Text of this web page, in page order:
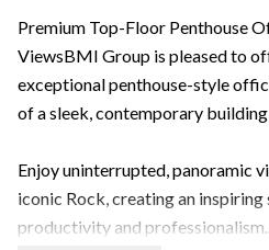
Premium Top-Floor Penthouse Office – Stunning Bay
ViewsBMI Group is pleased to
exceptional penthouse-style
of a sleek, contemporary
Enjoy uninterrupted, panoramic
iconic Rock, creating an
productivity and professionalism.